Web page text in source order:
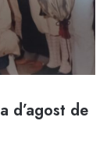
d’agost de